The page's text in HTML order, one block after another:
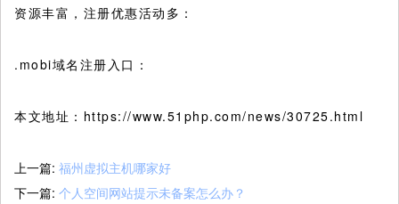
资源丰富，注册优惠活动多：
.mobi域名注册入口：
本文地址：https://www.51php.com/news/30725.html
上一篇: 福州虚拟主机哪家好
下一篇: 个人空间网站提示未备案怎么办？